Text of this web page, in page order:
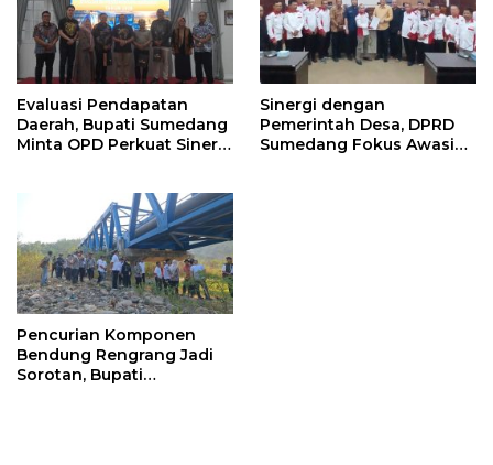
Evaluasi Pendapatan
Daerah, Bupati Sumedang
Minta OPD Perkuat Sinergi
Sinergi dengan
Pemerintah Desa, DPRD
Sumedang Fokus Awasi
Pencurian Komponen
Bendung Rengrang Jadi
Sorotan, Bupati